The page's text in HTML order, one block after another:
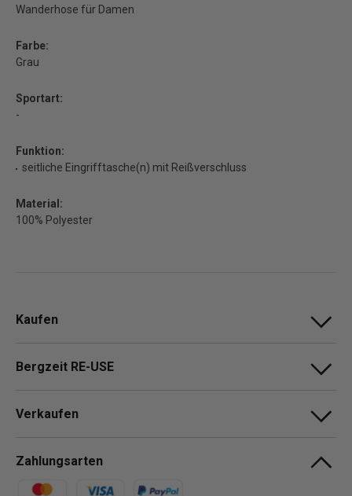
Wanderhose für Damen
Farbe:
Grau
Sportart:
-
Funktion:
seitliche Eingrifftasche(n) mit Reißverschluss
Material:
100% Polyester
Kaufen
Bergzeit RE-USE
Verkaufen
Zahlungsarten
Zahlungsmethoden